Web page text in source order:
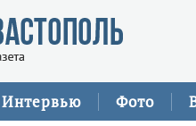
Интервью Фото